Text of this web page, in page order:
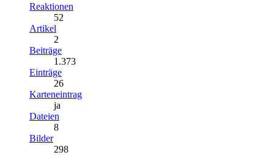
Reaktionen
52
Artikel
2
Beiträge
1.373
Einträge
26
Karteneintrag
ja
Dateien
8
Bilder
298